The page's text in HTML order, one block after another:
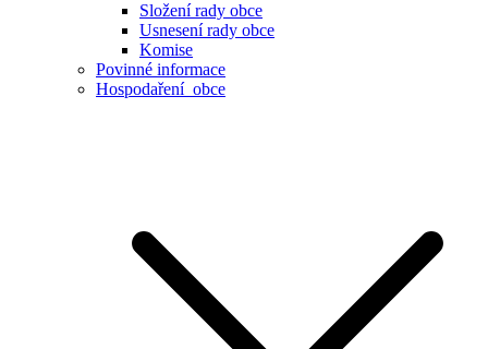
Složení rady obce
Usnesení rady obce
Komise
Povinné informace
Hospodaření obce